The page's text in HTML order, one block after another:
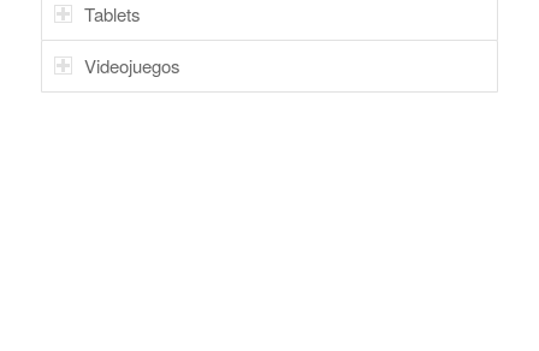
Tablets
Videojuegos